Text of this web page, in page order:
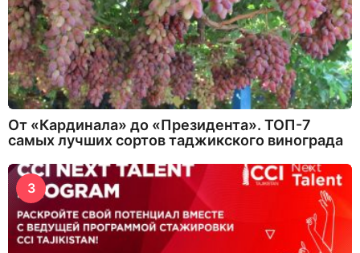
От «Кардинала» до «Президента». ТОП-7
самых лучших сортов таджикского винограда
3